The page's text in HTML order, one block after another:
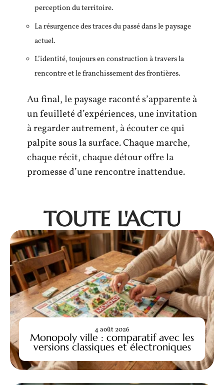
perception du territoire.
La résurgence des traces du passé dans le paysage
actuel.
L’identité, toujours en construction à travers la
rencontre et le franchissement des frontières.
Au final, le paysage raconté s’apparente à
un feuilleté d’expériences, une invitation
à regarder autrement, à écouter ce qui
palpite sous la surface. Chaque marche,
chaque récit, chaque détour offre la
promesse d’une rencontre inattendue.
TOUTE L'ACTU
Monopoly ville : comparatif avec les
versions classiques et électroniques
4 août 2026